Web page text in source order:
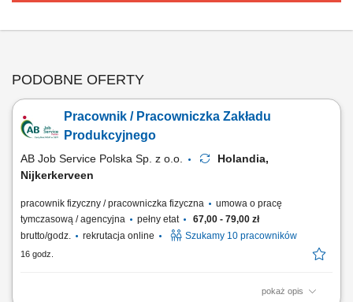
PODOBNE OFERTY
Pracownik / Pracowniczka Zakładu
Produkcyjnego
AB Job Service Polska Sp. z o.o.
Holandia,
Nijkerkerveen
pracownik fizyczny / pracowniczka fizyczna
umowa o pracę
tymczasową / agencyjna
pełny etat
67,00 - 79,00 zł
brutto/godz.
rekrutacja online Szukamy 10 pracowników
16 godz.
pokaż opis